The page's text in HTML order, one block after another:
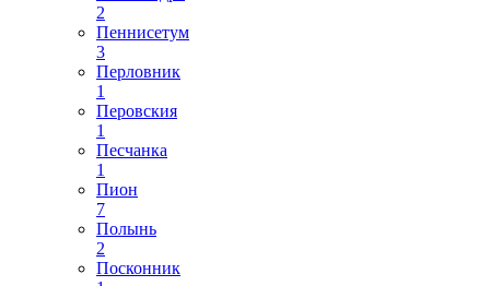
2
Пеннисетум
3
Перловник
1
Перовския
1
Песчанка
1
Пион
7
Полынь
2
Посконник